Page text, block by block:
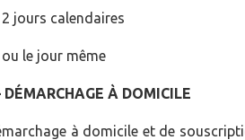
2 jours calendaires 75%
ou le jour même 100%
DÉMARCHAGE À DOMICILE
à domicile et de